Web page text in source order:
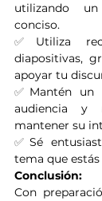
utilizando
conciso.
✅ Utiliza
diapositivas,
apoyar tu
✅ Mantén
audiencia y
mantener su
✅ Sé
tema que
Conclusión:
Con